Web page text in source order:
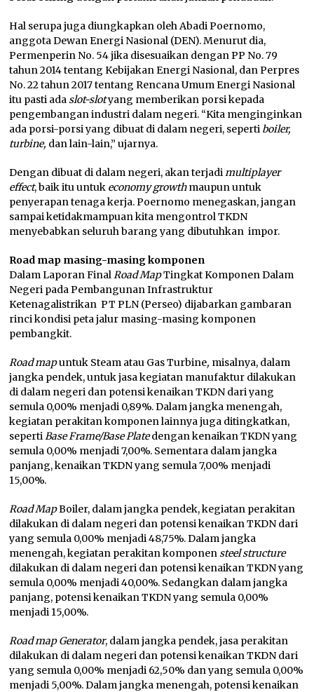
Hal serupa juga diungkapkan oleh Abadi Poernomo,
anggota Dewan Energi Nasional (DEN). Menurut dia,
Permenperin No. 54 jika disesuaikan dengan PP No. 79
tahun 2014 tentang Kebijakan Energi Nasional, dan Perpres
No. 22 tahun 2017 tentang Rencana Umum Energi Nasional
itu pasti adaslot-slotyang memberikan porsi kepada
pengembangan industri dalam negeri. “Kita menginginkan
ada porsi-porsi yang dibuat di dalam negeri, seperti boiler,
turbine, dan lain-lain,” ujarnya.
Dengan dibuat di dalam negeri, akan terjadimultiplayer
effect, baik itu untuk economy growthmaupun untuk
penyerapan tenaga kerja. Poernomo menegaskan, jangan
sampai ketidakmampuan kita mengontrol TKDN
menyebabkan seluruh barang yang dibutuhkan impor.
Road map masing-masing komponen
Dalam Laporan FinalRoad MapTingkat Komponen Dalam
Negeri pada Pembangunan Infrastruktur
Ketenagalistrikan PT PLN (Perseo) dijabarkan gambaran
rinci kondisi peta jalur masing-masing komponen
pembangkit.
Road mapuntuk Steam atau Gas Turbine, misalnya, dalam
jangka pendek, untuk jasa kegiatan manufaktur dilakukan
di dalam negeri dan potensi kenaikan TKDN dari yang
semula 0,00% menjadi 0,89%. Dalam jangka menengah,
kegiatan perakitan komponen lainnya juga ditingkatkan,
sepertiBase Frame/Base Platedengan kenaikan TKDN yang
semula 0,00% menjadi 7,00%. Sementara dalam jangka
panjang, kenaikan TKDN yang semula 7,00% menjadi
15,00%.
Road MapBoiler, dalam jangka pendek, kegiatan perakitan
dilakukan di dalam negeri dan potensi kenaikan TKDN dari
yang semula 0,00% menjadi 48,75%. Dalam jangka
menengah, kegiatan perakitan komponensteel structure
dilakukan di dalam negeri dan potensi kenaikan TKDN yang
semula 0,00% menjadi 40,00%. Sedangkan dalam jangka
panjang, potensi kenaikan TKDN yang semula 0,00%
menjadi 15,00%.
Road map Generator, dalam jangka pendek, jasa perakitan
dilakukan di dalam negeri dan potensi kenaikan TKDN dari
yang semula 0,00% menjadi 62,50% dan yang semula 0,00%
menjadi 5,00%. Dalam jangka menengah, potensi kenaikan